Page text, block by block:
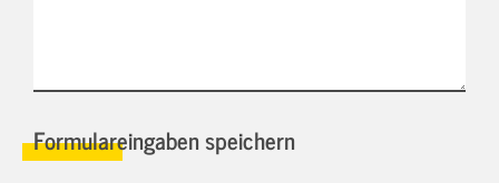
Formulareingaben speichern